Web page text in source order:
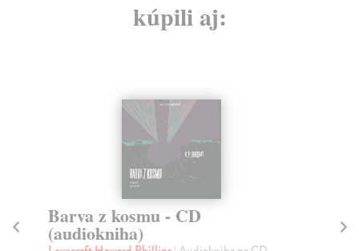
kúpili aj:
Barva z kosmu - CD
(audiokniha)